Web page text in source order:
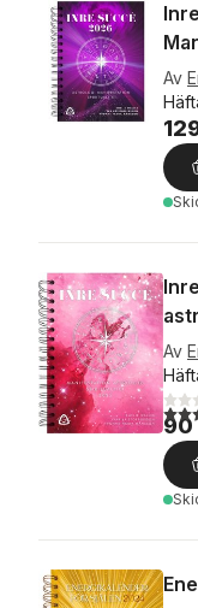
Av
Av
4,0
90